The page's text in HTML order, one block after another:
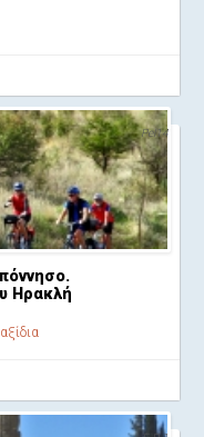
Pel14
Ηρακλή